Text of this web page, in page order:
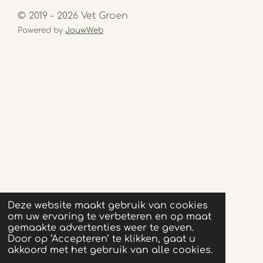
Deze website maakt gebruik van cookies
om uw ervaring te verbeteren en op maat
gemaakte advertenties weer te geven.
Door op ‘Accepteren’ te klikken, gaat u
akkoord met het gebruik van alle cookies.
© 2019 - 2026 Vet Groen
Powered by JouwWeb